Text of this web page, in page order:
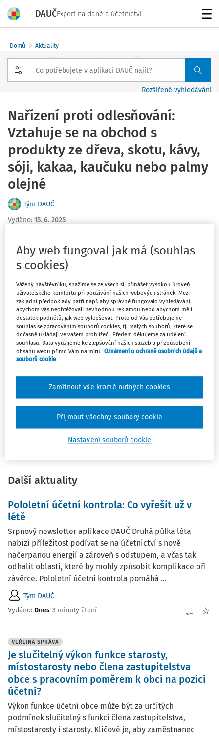
DAUČExpert na daně a účetnictví
Domů Aktuality
Rozšířené vyhledávání
Nařízení proti odlesňování:
Vztahuje se na obchod s
produkty ze dřeva, skotu, kávy,
sóji, kakaa, kaučuku nebo palmy
olejné
Tým DAUČ
Vydáno: 15. 6. 2025
Nařízení proti odlesňování
(EUDR) je platnou legislativou
EU, která nabude použitelnosti (účinnosti) od konce
tohoto roku. Každý, kdo obchoduje s danými komoditami
a výrobky z nich na vnitřním trhu EU, případně je dováží
nebo vyváží, musí plnit povinnosti dané tímto nařízením.
Bližší informace o EUDR najdete na stránkách Evropské
komise.
V ČR je hlavním příslušným orgánem Národní lesnický
poradenství subjektům, kterých se nařízení týká. Na
webových stránkách najdete cenné informace.
Nařízení proti odlesňování >>>
Zdroj: Ministerstvo zemědělství ČR
Další aktuality
Pololetní účetní kontrola: Co vyřešit už v
létě
Srpnový newsletter aplikace DAUČ Druhá půlka léta
nabízí příležitost podívat se na účetnictví s nově
načerpanou energií a zároveň s odstupem, a včas tak
odhalit oblasti, které by mohly způsobit komplikace při
závěrce. Pololetní účetní kontrola pomáhá ...
Tým DAUČ
Vydáno: Dnes 3 minuty čtení
VEŘEJNÁ SPRÁVA
Je slučitelný výkon funkce starosty,
místostarosty nebo člena zastupitelstva
obce s pracovním poměrem k obci na pozici
účetní?
Výkon funkce účetní obce může být za určitých
podmínek slučitelný s funkcí člena zastupitelstva,
místostarosty i starosty. Klíčové je, aby zaměstnanec
Aby web fungoval jak má (souhlas
s cookies)
Vážený návštěvníku, snažíme se ze všech sil přinášet vysokou úroveň
uživatelského komfortu při používání našich webových stránek. Mezi
základní předpoklady patří např. aby správně fungovalo vyhledávání,
abychom vás neobtěžovali nevhodnou reklamou nebo abychom měli
dostatek podnětů, jak web vylepšovat. Proto od Vás potřebujeme
souhlas se zpracováním souborů cookies, tj. malých souborů, které se
dočasně ukládají ve vašem prohlížeči. Předem děkujeme za udělení
souhlasu. Data využijeme ke zlepšování našich služeb a přizpůsobení
obsahu webu přímo Vám na míru. Oznámení o ochraně osobních údajů a
souborů cookie
Nastavení souborů cookie
Zamítnout vše kromě nutných cookies
Přijmout všechny soubory cookie